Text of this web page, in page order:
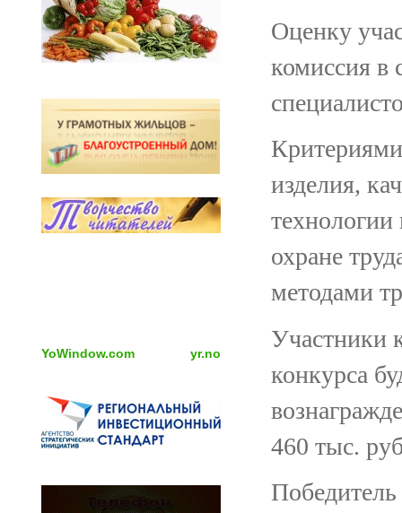
YoWindow.com yr.no
Оценку
комиссия в
изделия,
технологии
охране
методами
Участники
конкурса
460 тыс.